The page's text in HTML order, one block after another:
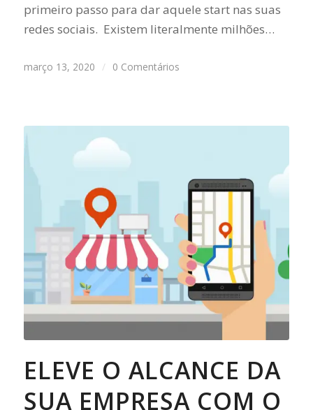
primeiro passo para dar aquele start nas suas
redes sociais. Existem literalmente milhões…
março 13, 2020 / 0 Comentários
ELEVE O ALCANCE DA
SUA EMPRESA COM O